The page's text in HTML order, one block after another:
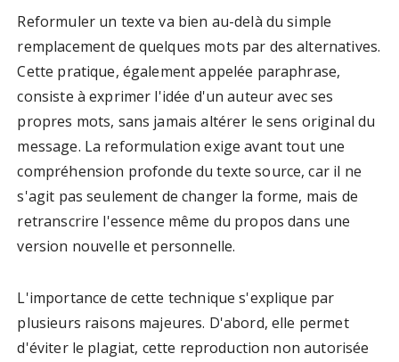
Reformuler un texte va bien au-delà du simple
remplacement de quelques mots par des alternatives.
Cette pratique, également appelée paraphrase,
consiste à exprimer l'idée d'un auteur avec ses
propres mots, sans jamais altérer le sens original du
message. La reformulation exige avant tout une
compréhension profonde du texte source, car il ne
s'agit pas seulement de changer la forme, mais de
retranscrire l'essence même du propos dans une
version nouvelle et personnelle.
L'importance de cette technique s'explique par
plusieurs raisons majeures. D'abord, elle permet
d'éviter le plagiat, cette reproduction non autorisée